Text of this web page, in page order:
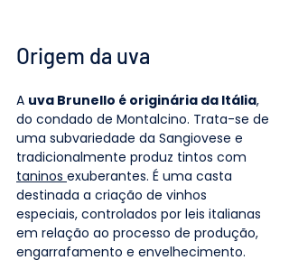
Origem da uva
A uva Brunello é originária da Itália,
do condado de Montalcino. Trata-se de
uma subvariedade da Sangiovese e
tradicionalmente produz tintos com
taninos exuberantes. É uma casta
destinada a criação de vinhos
especiais, controlados por leis italianas
em relação ao processo de produção,
engarrafamento e envelhecimento.